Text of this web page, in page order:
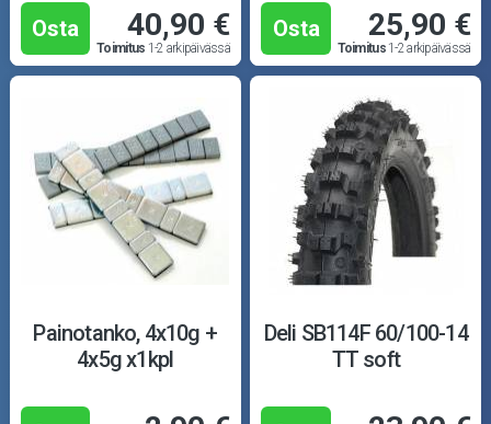
Osta 40,90 €
Toimitus 1-2 arkipäivässä
Osta 25,90 €
Toimitus1-2 arkipäivässä
Painotanko, 4x10g +
4x5g x1kpl
Deli SB114F 60/100-14
TT soft